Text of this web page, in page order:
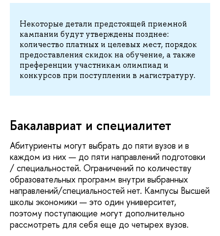
Некоторые детали предстоящей приемной
кампании будут утверждены позднее:
количество платных и целевых мест, порядок
предоставления скидок на обучение, а также
преференции участникам олимпиад и
конкурсов при поступлении в магистратуру.
Бакалавриат и специалитет
Абитуриенты могут выбрать до пяти вузов и в
каждом из них — до пяти направлений подготовки
/ специальностей. Ограничений по количеству
образовательных программ внутри выбранных
направлений/специальностей нет. Кампусы Высшей
школы экономики — это один университет,
поэтому поступающие могут дополнительно
рассмотреть для себя еще до четырех вузов.